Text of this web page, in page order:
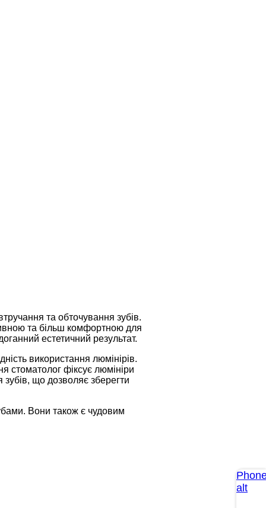
та обточування зубів.
та більш комфортною для
естетичний результат.
використання люмінірів.
стоматолог фіксує люмініри
що дозволяє зберегти
Вони також є чудовим
alt